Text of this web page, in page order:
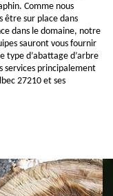
Comme nous
être sur place dans
dans le domaine, notre
sauront vous fournir
type d’abattage d’arbre
services principalement
27210 et ses